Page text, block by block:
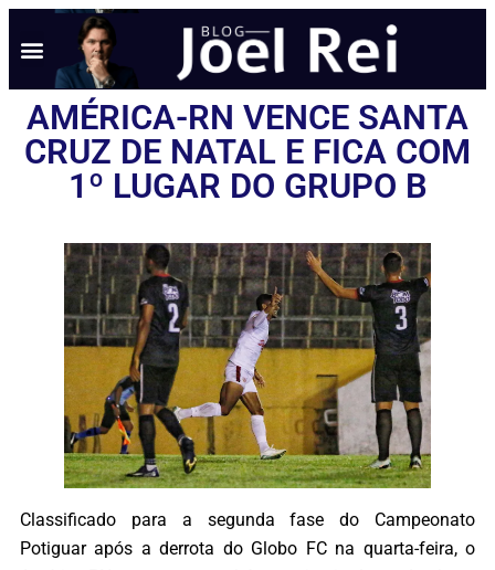
AMÉRICA-RN VENCE SANTA
CRUZ DE NATAL E FICA COM
1º LUGAR DO GRUPO B
Classificado para a segunda fase do Campeonato
Potiguar após a derrota do Globo FC na quarta-feira, o